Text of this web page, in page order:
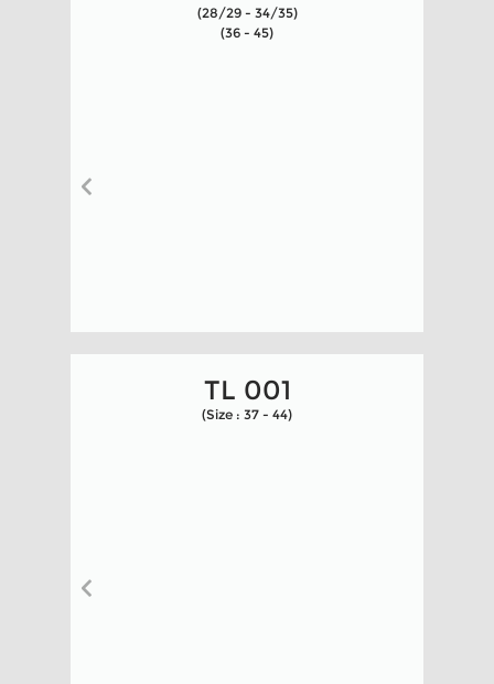
(28/29 - 34/35)
(36 - 45)
TL 001
(Size : 37 - 44)